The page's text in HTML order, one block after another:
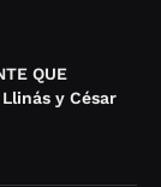
QUE
Llinás y César